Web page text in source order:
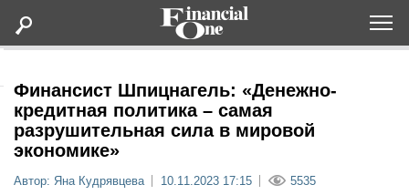
Статьи
Дайджесты
Финансист Шпицнагель: «Денежно-
кредитная политика – самая
разрушительная сила в мировой
экономике»
Автор: Яна Кудрявцева 10.11.2023 17:15 5535